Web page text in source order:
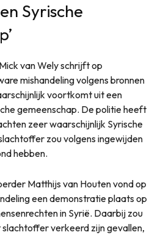
Syrische
van Wely schrijft op
mishandeling volgens bronnen
voortkomt uit een
gemeenschap. De politie heeft
zeer waarschijnlijk Syrische
zou volgens ingewijden
hebben.
Matthijs van Houten vond op
een demonstratie plaats op
in Syrië. Daarbij zou
verkeerd zijn gevallen,